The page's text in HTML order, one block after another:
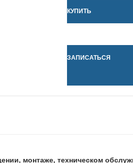
КУПИТЬ
ЗАПИСАТЬСЯ
монтаже, техническом